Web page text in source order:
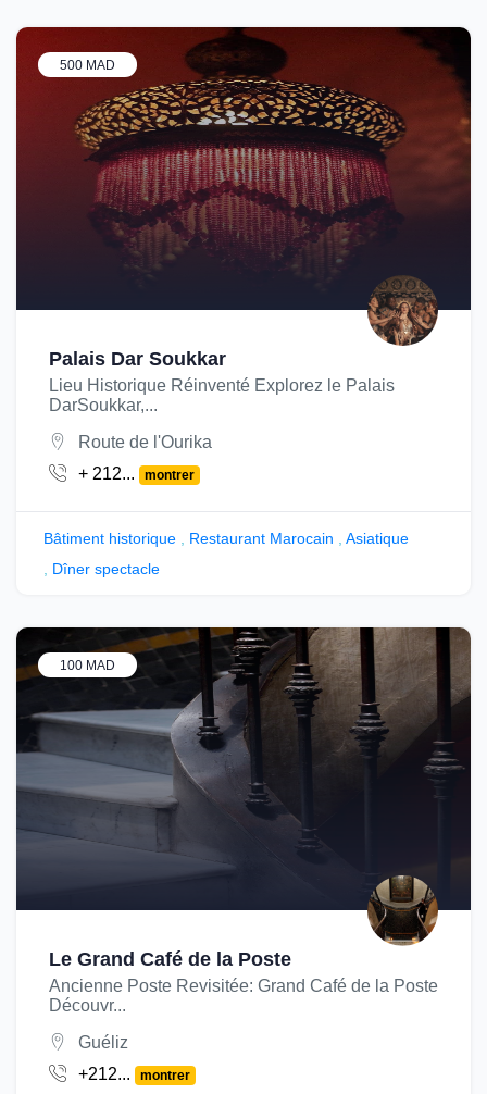
500 MAD
Palais Dar Soukkar
Lieu Historique Réinventé Explorez le Palais
DarSoukkar,...
Route de l'Ourika
+ 212...
montrer
Bâtiment historique Restaurant Marocain
Asiatique
Dîner spectacle
100 MAD
Le Grand Café de la Poste
Ancienne Poste Revisitée: Grand Café de la Poste
Découvr...
Guéliz
+212...
montrer